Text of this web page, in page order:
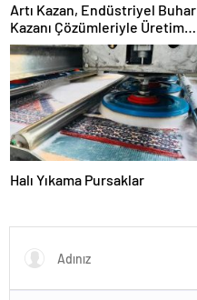
Artı Kazan, Endüstriyel Buhar
Kazanı Çözümleriyle Üretim
Tesislerine Verimli Sistemler
Sunuyor
Halı Yıkama Pursaklar